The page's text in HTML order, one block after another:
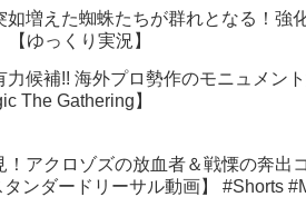
増えた蜘蛛たちが群れとなる！強
ゆっくり実況】
候補!! 海外プロ勢作のモニュメン
The Gathering】
アクロゾズの放血者＆戦慄の奔出
ンダードリーサル動画】 #Shorts